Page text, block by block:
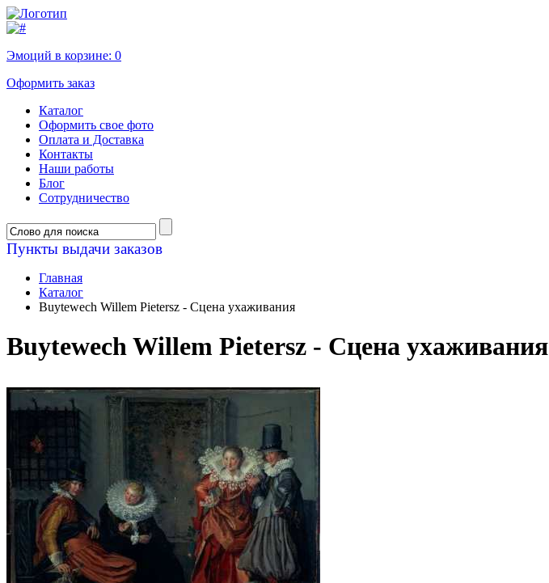
Эмоций в корзине: 0
Оформить заказ
Каталог
Оформить свое фото
Оплата и Доставка
Контакты
Наши работы
Блог
Сотрудничество
Пункты выдачи заказов
Главная
Каталог
Buytewech Willem Pietersz - Сцена ухаживания
Buytewech Willem Pietersz - Сцена ухаживания